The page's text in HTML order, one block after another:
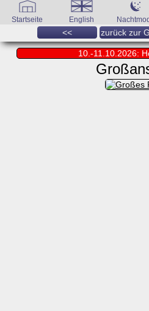
Startseite English
<< zurück zur
10.-11.10.2026: